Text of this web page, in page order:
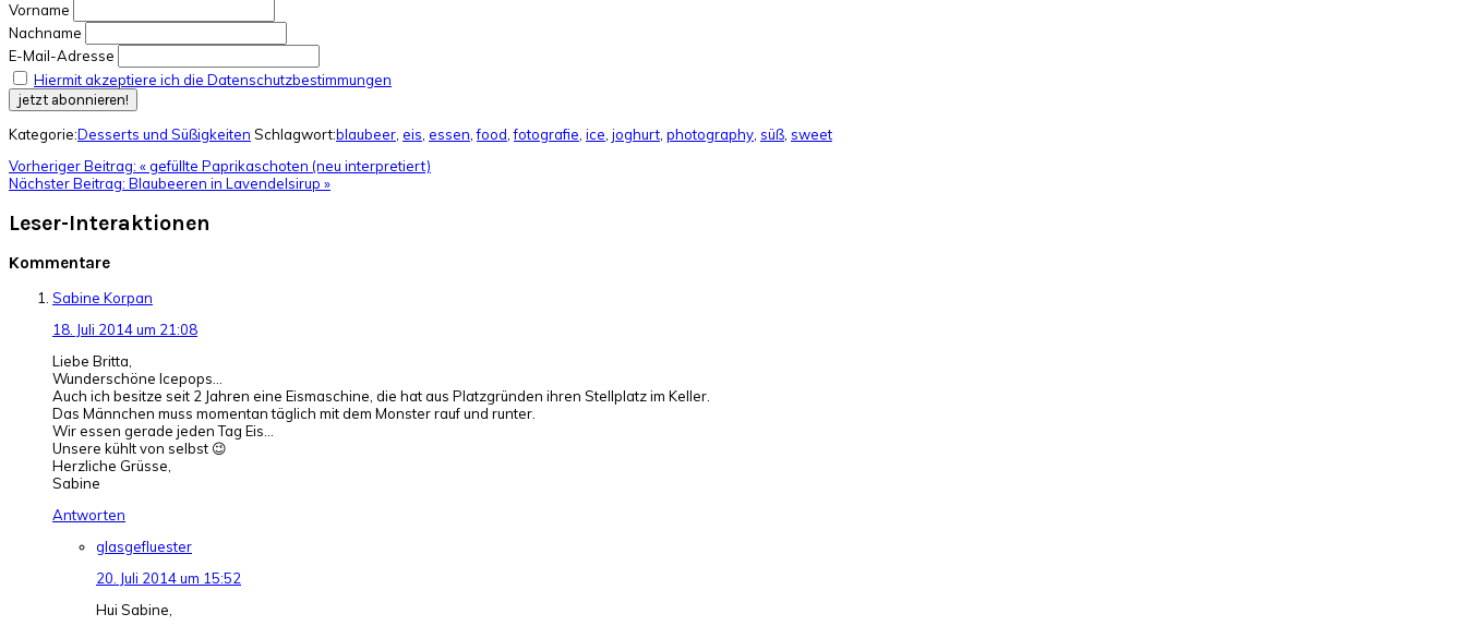
Vorname
Nachname
E-Mail-Adresse
Hiermit akzeptiere ich die Datenschutzbestimmungen
Kategorie:Desserts und Süßigkeiten Schlagwort:blaubeer, eis, essen,food,fotografie, ice, joghurt, photography, süß, sweet
Vorheriger Beitrag: « gefüllte Paprikaschoten (neu interpretiert)
Nächster Beitrag: Blaubeeren in Lavendelsirup »
Leser-Interaktionen
Kommentare
Sabine Korpan
18. Juli 2014 um 21:08
Liebe Britta,
Wunderschöne Icepops…
Auch ich besitze seit 2 Jahren eine Eismaschine, die hat aus Platzgründen ihren Stellplatz im Keller.
Das Männchen muss momentan täglich mit dem Monster rauf und runter.
Wir essen gerade jeden Tag Eis…
Unsere kühlt von selbst 😉
Herzliche Grüsse,
Sabine
Antworten
glasgefluester
20. Juli 2014 um 15:52
Hui Sabine,